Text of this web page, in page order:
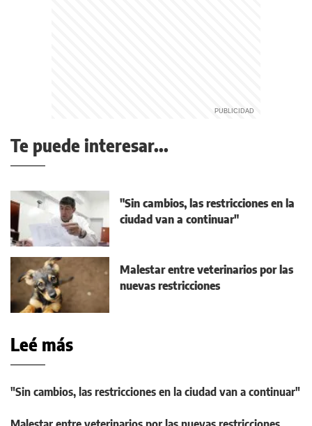
Te puede interesar...
"Sin cambios, las restricciones en la
ciudad van a continuar"
Malestar entre veterinarios por las
nuevas restricciones
Leé más
"Sin cambios, las restricciones en la ciudad van a continuar"